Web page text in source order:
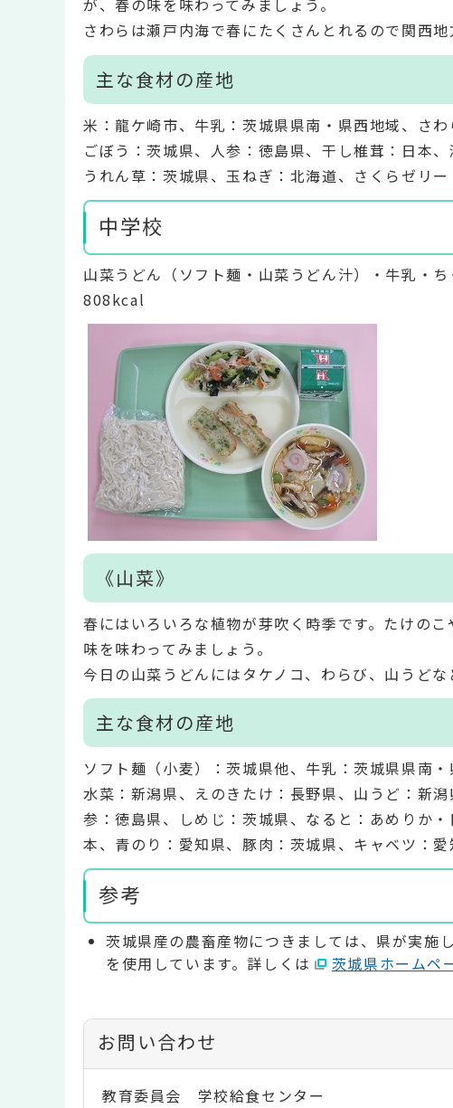
が、春の味を味わってみましょう。
さわらは瀬戸内海で春にたくさんとれるので関西
主な食材の産地
米：龍ケ崎市、牛乳：茨城県県南・県西地域、さ
ごぼう：茨城県、人参：徳島県、干し椎茸：日本
うれん草：茨城県、玉ねぎ：北海道、さくらゼリー
中学校
山菜うどん（ソフト麺・山菜うどん汁）・牛乳・
808kcal
《山菜》
春にはいろいろな植物が芽吹く時季です。たけの
味を味わってみましょう。
今日の山菜うどんにはタケノコ、わらび、山うどな
主な食材の産地
ソフト麺（小麦）：茨城県他、牛乳：茨城県県南
水菜：新潟県、えのきたけ：長野県、山うど：新
参：徳島県、しめじ：茨城県、なると：あめりか
本、青のり：愛知県、豚肉：茨城県、キャベツ：
参考
茨城県産の農畜産物につきましては、県が実施
を使用しています。詳しくは
茨城県ホームペ
お問い合わせ
教育委員会 学校給食センター